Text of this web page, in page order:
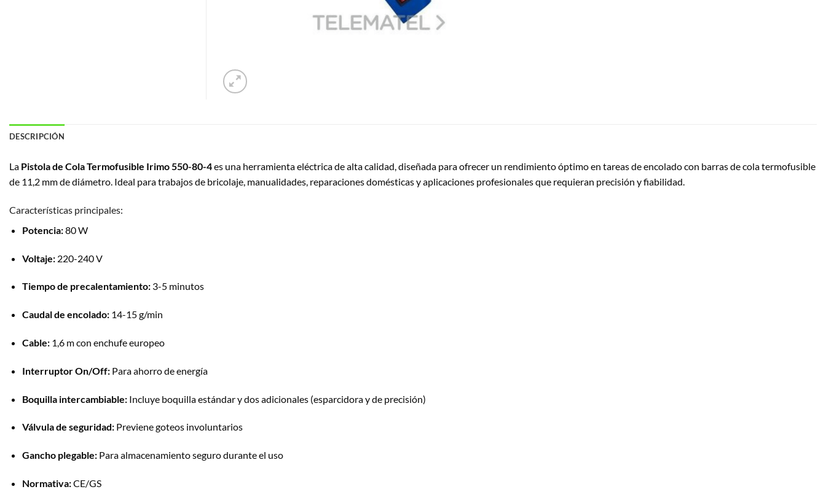
DESCRIPCIÓN
La Pistola de Cola Termofusible Irimo 550-80-4es una herramienta eléctrica de alta calidad, diseñada para ofrecer un rendimiento óptimo en tareas de encolado con barras de cola termofusible
de 11,2 mm de diámetro. Ideal para trabajos de bricolaje, manualidades, reparaciones domésticas y aplicaciones profesionales que requieran precisión y fiabilidad.
Características principales:
Potencia:80 W
Voltaje:220-240 V
Tiempo de precalentamiento:3-5 minutos
Caudal de encolado:14-15 g/min
Cable:1,6 m con enchufe europeo
Interruptor On/Off:Para ahorro de energía
Boquilla intercambiable:Incluye boquilla estándar y dos adicionales (esparcidora y de precisión)
Válvula de seguridad:Previene goteos involuntarios
Gancho plegable:Para almacenamiento seguro durante el uso
Normativa:CE/GS